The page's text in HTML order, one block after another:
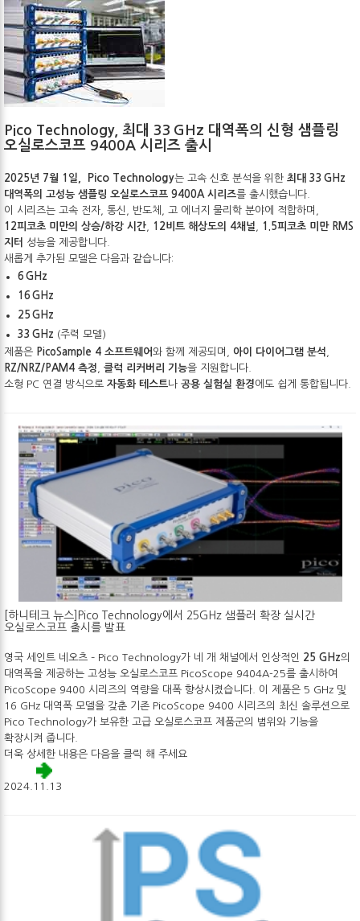
Pico Technology, 최대 33 GHz 대역폭의 신형 샘플링
오실로스코프 9400A 시리즈 출시
2025년 7월 1일, Pico Technology는 고속 신호 분석을 위한 최대 33 GHz
대역폭의 고성능 샘플링 오실로스코프 9400A 시리즈를 출시했습니다.
이 시리즈는 고속 전자, 통신, 반도체, 고 에너지 물리학 분야에 적합하며,
12피코초 미만의 상승/하강 시간
12비트 해상도의 4채널
1.5피코초 미만 RMS
지터
성능을 제공합니다.
새롭게 추가된 모델은 다음과 같습니다:
6 GHz
16 GHz
25 GHz
33 GHz (주력 모델)
제품은 PicoSample 4 소프트웨어와 함께 제공되며, 아이 다이어그램 분석
RZ/NRZ/PAM4 측정
클럭 리커버리 기능을 지원합니다.
소형 PC 연결 방식으로 자동화 테스트나 공용 실험실 환경에도 쉽게 통합됩니다.
[하니테크 뉴스]Pico Technology에서 25GHz 샘플러 확장 실시간
오실로스코프 출시를 발표
영국 세인트 네오츠 – Pico Technology가 네 개 채널에서 인상적인 25 GHz의
대역폭을 제공하는 고성능 오실로스코프 PicoScope 9404A-25를 출시하여
PicoScope 9400 시리즈의 역량을 대폭 향상시켰습니다. 이 제품은 5 GHz 및
16 GHz 대역폭 모델을 갖춘 기존 PicoScope 9400 시리즈의 최신 솔루션으로
Pico Technology가 보유한 고급 오실로스코프 제품군의 범위와 기능을
확장시켜 줍니다.
더욱 상세한 내용은 다음을 클릭 해 주세요
2024.11.13